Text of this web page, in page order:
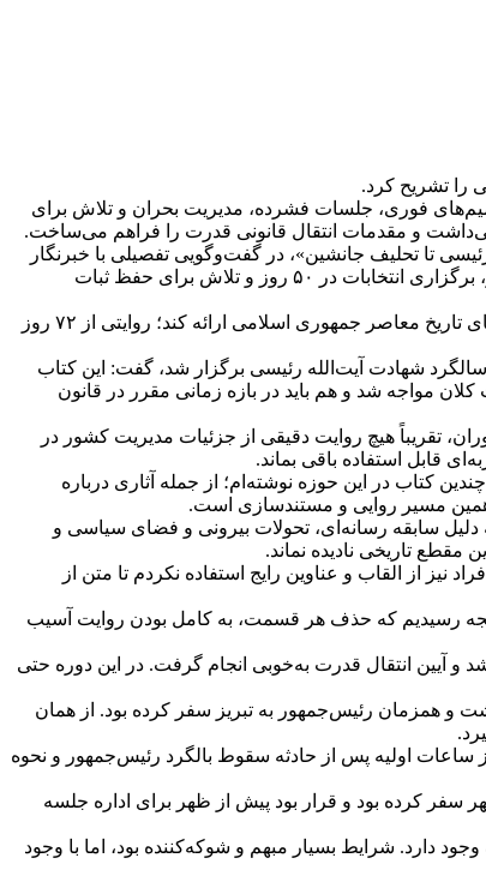
را تشریح کرد.
فوری، جلسات فشرده، مدیریت بحران و تلاش برای
و مقدمات انتقال قانونی قدرت را فراهم می‌ساخت.
کتاب «۷۲ روز؛ یک روایت نزدیک؛ از سقوط بالگرد رئیسی تا تحلیف جانشین»، در گفت‌وگویی تفصیلی با خبرنگار
فارس، از نخستین لحظات اعلام مفقود شدن بالگرد رئیس‌جمهور تا جلسات شبانه مدیریت بحران، چگونگی اداره دولت پس از شهادت رئیس‌جمهور، برگزاری انتخابات در ۵۰ روز و تلاش برای حفظ ثبات
وی که در متن تصمیم‌گیری‌ها و تحولات آن مقطع حضور داشته، در این گفت‌وگو تلاش کرد روایتی مستند و بی‌واسطه از یکی از حساس‌ترین دوره‌های تاریخ معاصر جمهوری اسلامی ارائه کند؛ روایتی از ۷۲ روز
در این نشست که به مناسبت دومین سالگرد شهادت آیت‌الله رئیسی برگزار شد، گفت: این کتاب
مواجه شد و هم باید در بازه زمانی مقرر در قانون
آن دوران، تقریباً هیچ روایت دقیقی از جزئیات مدیریت کشور در
قابل استفاده باقی بماند.
کتاب در این حوزه نوشته‌ام؛ از جمله آثاری درباره
سابقه رسانه‌ای، تحولات بیرونی و فضای سیاسی و
تاریخی نادیده نماند.
نیز از القاب و عناوین رایج استفاده نکردم تا متن از
به این نتیجه رسیدیم که حذف هر قسمت، به کامل بودن روایت آسیب
و آیین انتقال قدرت به‌خوبی انجام گرفت. در این دوره حتی
همزمان رئیس‌جمهور به تبریز سفر کرده بود. از همان
کتاب «۷۲ روز؛ یک روایت نزدیک»، جزئیات تازه‌ای از ساعات اولیه پس از حادثه سقوط بالگرد رئیس‌جمهور و نحوه
کرده بود و قرار بود پیش از ظهر برای اداره جلسه
دارد. شرایط بسیار مبهم و شوکه‌کننده بود، اما با وجود